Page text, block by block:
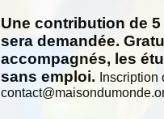
Une contribution de
sera demandée.
accompagnés, les
sans emploi.
contact@